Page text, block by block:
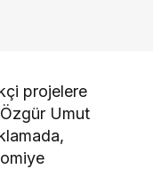
projelere
Umut